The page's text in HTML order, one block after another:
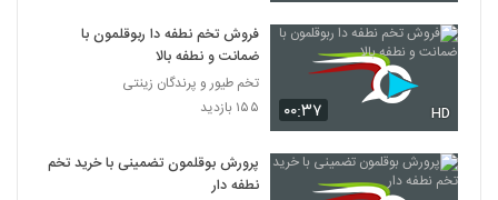
۰۰:۳۷ HD
فروش تخم نطفه دا ربوقلمون با
ضمانت و نطفه بالا
تخم طیور و پرندگان زینتی
۱۵۵ بازدید
پرورش بوقلمون تضمینی با خرید تخم
نطفه دار